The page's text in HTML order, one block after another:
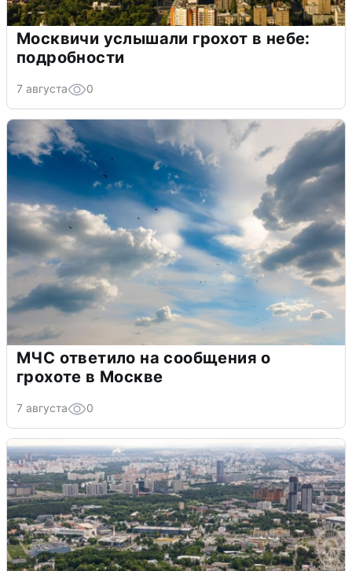
Москвичи услышали грохот в небе:
подробности
7 августа 0
МЧС ответило на сообщения о
грохоте в Москве
7 августа 0